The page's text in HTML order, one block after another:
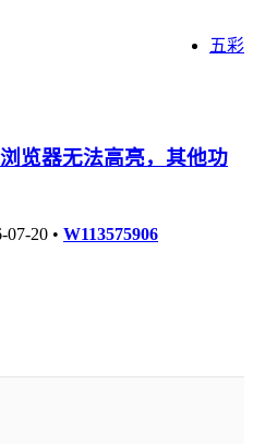
五彩
览器无法高亮，其他功
07-20 • W113575906